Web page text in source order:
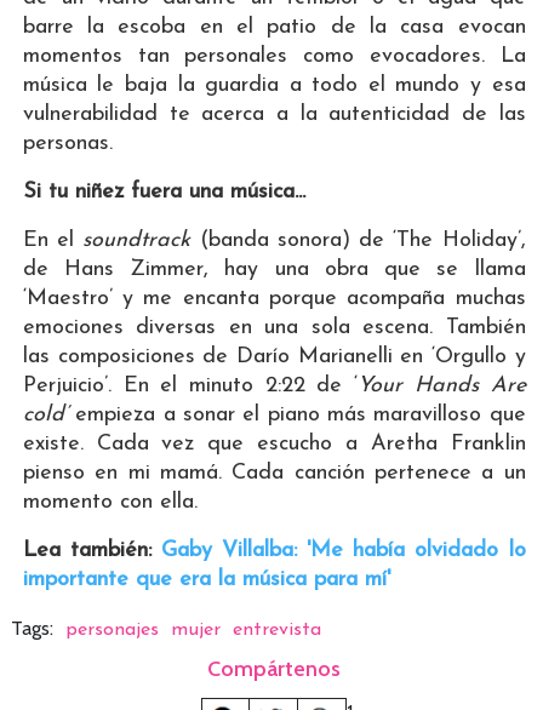
barre la escoba en el patio de la casa evocan
momentos tan personales como evocadores. La
música le baja la guardia a todo el mundo y esa
vulnerabilidad te acerca a la autenticidad de las
personas.
Si tu niñez fuera una música...
En el soundtrack(banda sonora) de ‘The Holiday’,
de Hans Zimmer, hay una obra que se llama
‘Maestro’ y me encanta porque acompaña muchas
emociones diversas en una sola escena. También
las composiciones de Darío Marianelli en ‘Orgullo y
Perjuicio’. En el minuto 2:22 de ‘ Your Hands Are
cold’empieza a sonar el piano más maravilloso que
existe. Cada vez que escucho a Aretha Franklin
pienso en mi mamá. Cada canción pertenece a un
momento con ella.
Lea también: Gaby Villalba: 'Me había olvidado lo
importante que era la música para mí'
Tags: personajes mujer entrevista
Compártenos